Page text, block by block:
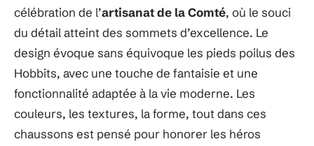
célébration de l’artisanat de la Comté, où le souci
du détail atteint des sommets d’excellence. Le
design évoque sans équivoque les pieds poilus des
Hobbits, avec une touche de fantaisie et une
fonctionnalité adaptée à la vie moderne. Les
couleurs, les textures, la forme, tout dans ces
chaussons est pensé pour honorer les héros